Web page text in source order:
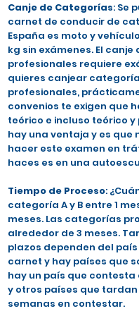
Canje de Categorías: Se
carnet de conducir de
España es moto y
kg sin exámenes. El
profesionales requiere
quieres canjear
profesionales,
convenios te exigen que
teórico e incluso teórico y
hay una ventaja y es que
hacer este examen en
haces es en una
Tiempo de Proceso:
categoría A y B entre 1
meses. Las categorías
alrededor de 3 meses.
plazos dependen del
carnet y hay países que
hay un país que contesta
y otros países que
semanas en contestar.